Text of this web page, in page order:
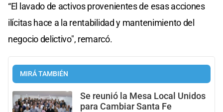
“El lavado de activos provenientes de esas acciones
ilícitas hace a la rentabilidad y mantenimiento del
negocio delictivo", remarcó.
MIRÁ TAMBIÉN
Se reunió la Mesa Local Unidos
para Cambiar Santa Fe